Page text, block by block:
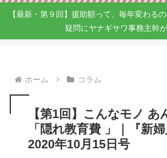
【最新・第９回】援助額って、毎年変わ
疑問にヤナギサワ事務主幹が
ホーム コラム
【第1回】こんなモノ あ
「隠れ教育費 」｜『新婦
2020年10月15日号